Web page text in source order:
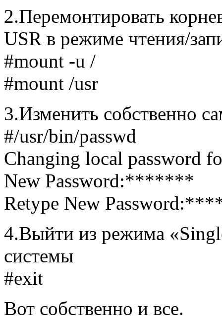
2.Перемонтировать
USR в режиме чтения/
#mount -u /
#mount /usr
3.Изменить собственно
#/usr/bin/passwd
Changing local password
New Password:*******
Retype New
4.Выйти из режима
системы
#exit
Вот собственно и все.